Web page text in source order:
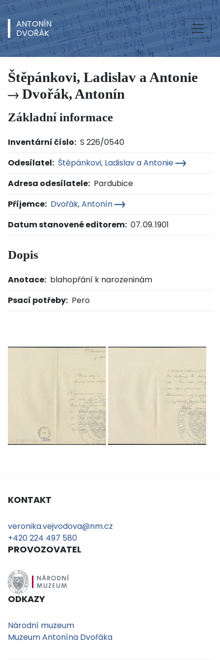
ANTONÍN
DVOŘÁK
Štěpánkovi, Ladislav a Antonie
Dvořák, Antonín
Základní informace
Inventární číslo: S 226/0540
Odesílatel: Štěpánkovi, Ladislav a Antonie
Adresa odesílatele: Pardubice
Příjemce: Dvořák, Antonín
Datum stanovené editorem: 07. 09. 1901
Dopis
Anotace: blahopřání k narozeninám
Psací potřeby: Pero
KONTAKT
veronika.vejvodova@nm.cz
+420 224 497 580
PROVOZOVATEL
ODKAZY
Národní muzeum
Muzeum Antonína Dvořáka